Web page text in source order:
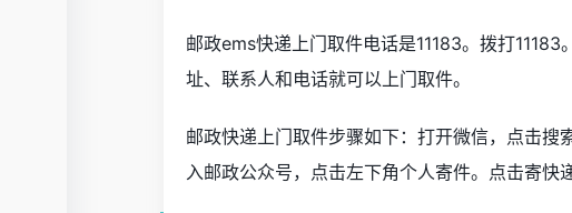
邮政ems快递上门取件电话是11183。拨打
址、联系人和电话就可以上门取件。
邮政快递上门取件步骤如下：打开微信，点击
入邮政公众号，点击左下角个人寄件。点击寄快递